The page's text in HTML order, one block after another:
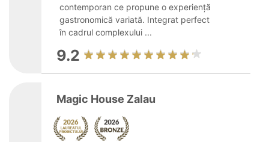
contemporan ce propune o experiență
gastronomică variată. Integrat perfect
în cadrul complexului ...
9.2
Magic House Zalau